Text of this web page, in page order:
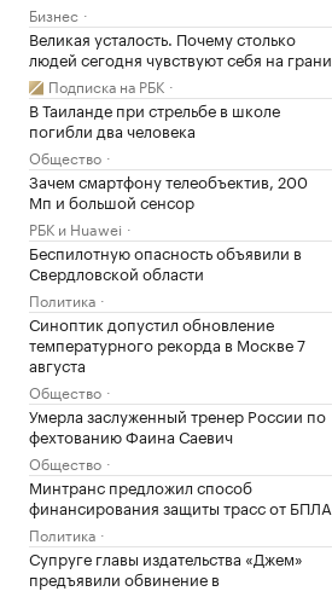
Бизнес
Великая усталость. Почему столько
людей сегодня чувствуют себя на грани
Подписка на РБК
В Таиланде при стрельбе в школе
погибли два человека
Общество
Зачем смартфону телеобъектив, 200
Мп и большой сенсор
РБК и Huawei
Беспилотную опасность объявили в
Свердловской области
Политика
Синоптик допустил обновление
температурного рекорда в Москве 7
августа
Общество
Умерла заслуженный тренер России по
фехтованию Фаина Саевич
Общество
Минтранс предложил способ
финансирования защиты трасс от БПЛА
Политика
Супруге главы издательства «Джем»
предъявили обвинение в